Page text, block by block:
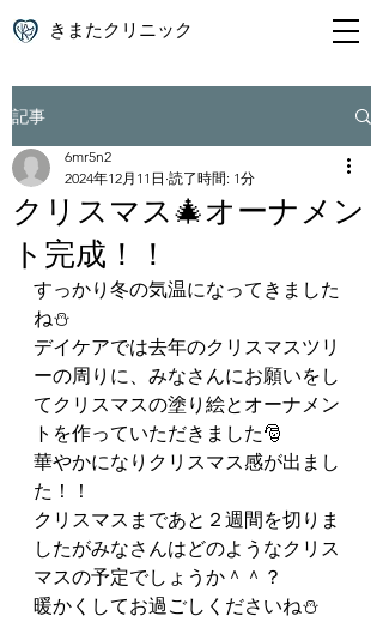
きまたクリニック
記事
クリスマス🎄オーナメン
ト完成！！
6mr5n2
2024年12月11日 読了時間: 1分
すっかり冬の気温になってきました
ね⛄
デイケアでは去年のクリスマスツリ
ーの周りに、みなさんにお願いをし
てクリスマスの塗り絵とオーナメン
トを作っていただきました🎅
華やかになりクリスマス感が出まし
た！！
クリスマスまであと２週間を切りま
したがみなさんはどのようなクリス
マスの予定でしょうか＾＾？
暖かくしてお過ごしくださいね⛄